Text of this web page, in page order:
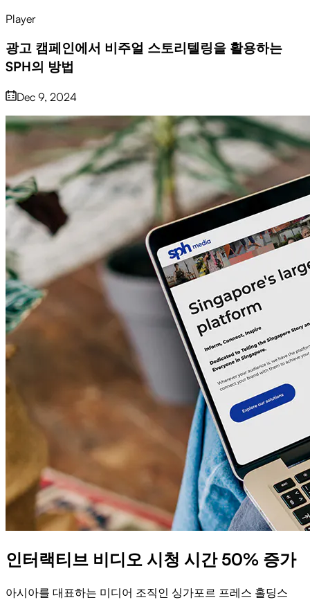
Player
광고 캠페인에서 비주얼 스토리텔링을 활용하는
SPH의 방법
Dec 9, 2024
인터랙티브 비디오 시청 시간 50% 증가
아시아를 대표하는 미디어 조직인 싱가포르 프레스 홀딩스